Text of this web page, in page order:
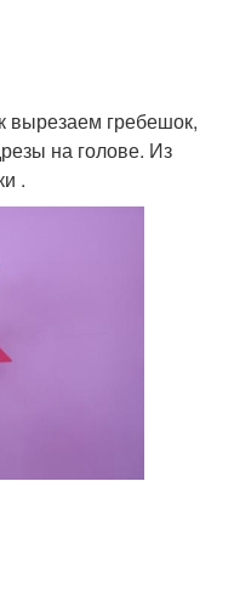
вырезаем гребешок,
на голове. Из
.